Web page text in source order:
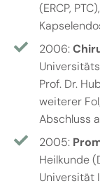
(ERCP,
2006:
Prof. Dr.
weiterer
Abschluss
2005:
Heilkunde
Universität